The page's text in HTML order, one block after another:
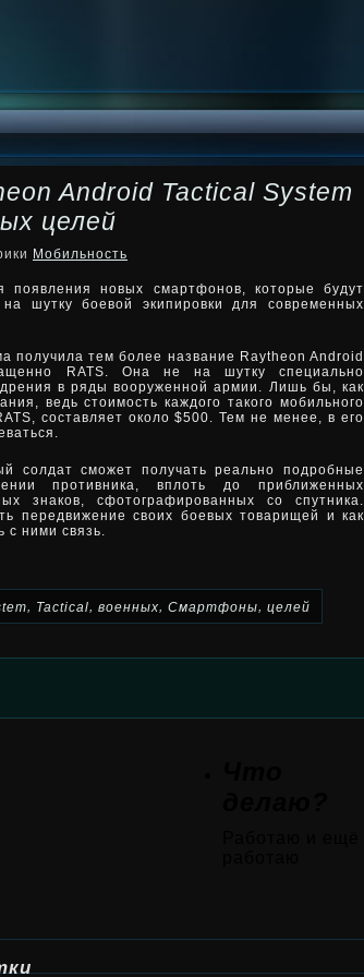
Android Tactical System
целей
Мобильность
появления новых смартфонов, которые будут
шутку боевой экипировки для современных
получила тем более название Raytheon Android
RATS. Она не на шутку специально
в ряды вооруженной армии. Лишь бы, как
ведь стоимость каждого такого мобильного
составляет около $500. Тем не менее, в его
солдат сможет получать реально подробные
противника, вплоть до приближенных
знаков, сфотографированных со спутника.
передвижение своих боевых товарищей и как
с ними связь.
, Tactical, военных, Смартфоны, целей